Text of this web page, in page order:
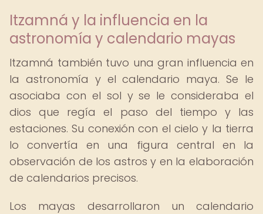
Itzamná y la influencia en la
astronomía y calendario mayas
Itzamná también tuvo una gran influencia en
la astronomía y el calendario maya. Se le
asociaba con el sol y se le consideraba el
dios que regía el paso del tiempo y las
estaciones. Su conexión con el cielo y la tierra
lo convertía en una figura central en la
observación de los astros y en la elaboración
de calendarios precisos.
Los mayas desarrollaron un calendario